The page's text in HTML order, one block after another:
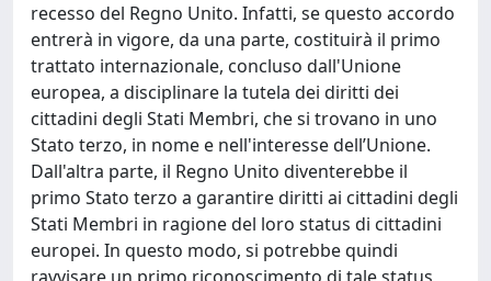
recesso del Regno Unito. Infatti, se questo accordo
entrerà in vigore, da una parte, costituirà il primo
trattato internazionale, concluso dall'Unione
europea, a disciplinare la tutela dei diritti dei
cittadini degli Stati Membri, che si trovano in uno
Stato terzo, in nome e nell'interesse dell’Unione.
Dall'altra parte, il Regno Unito diventerebbe il
primo Stato terzo a garantire diritti ai cittadini degli
Stati Membri in ragione del loro status di cittadini
europei. In questo modo, si potrebbe quindi